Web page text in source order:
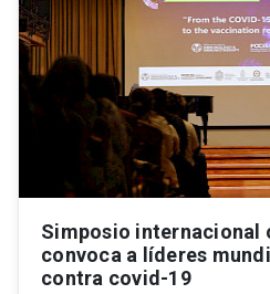
Vinculación
Universidad
Información para keyboard_arrow_down
Futuros estudiantes
Estudiantes
Go to english site launch
ACCESOS DIRECTOS
Admisión launch
Simposio internacional
convoca a líderes
contra covid-19